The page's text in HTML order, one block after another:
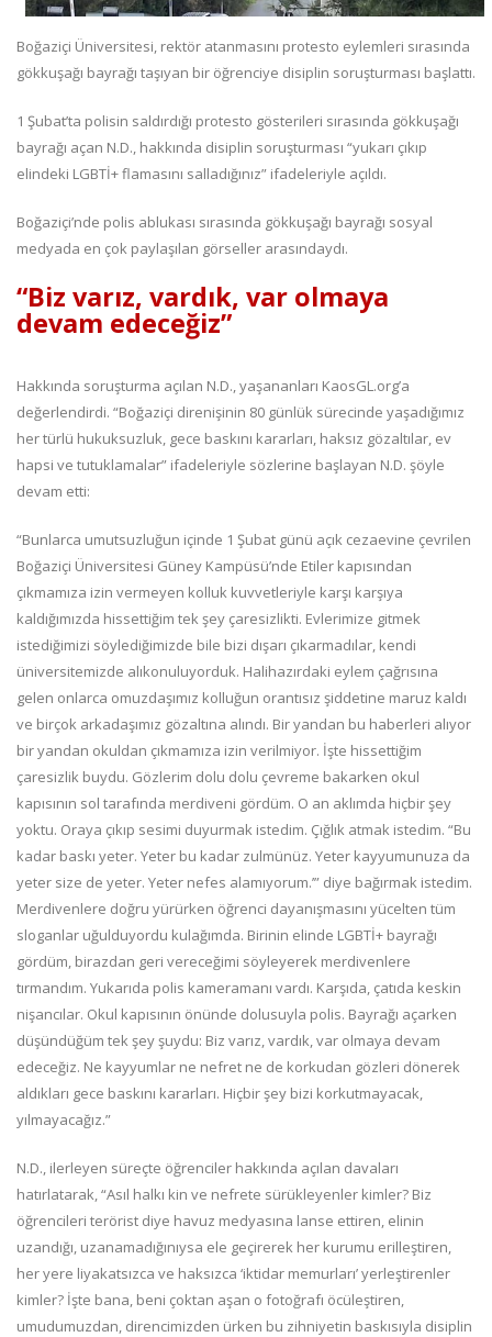
Boğaziçi Üniversitesi, rektör atanmasını protesto eylemleri sırasında
gökkuşağı bayrağı taşıyan bir öğrenciye disiplin soruşturması başlattı.
1 Şubat’ta polisin saldırdığı protesto gösterileri sırasında gökkuşağı
bayrağı açan N.D., hakkında disiplin soruşturması “yukarı çıkıp
elindeki LGBTİ+ flamasını salladığınız” ifadeleriyle açıldı.
Boğaziçi’nde polis ablukası sırasında gökkuşağı bayrağı sosyal
medyada en çok paylaşılan görseller arasındaydı.
“Biz varız, vardık, var olmaya
devam edeceğiz”
Hakkında soruşturma açılan N.D., yaşananları KaosGL.org’a
değerlendirdi. “Boğaziçi direnişinin 80 günlük sürecinde yaşadığımız
her türlü hukuksuzluk, gece baskını kararları, haksız gözaltılar, ev
hapsi ve tutuklamalar” ifadeleriyle sözlerine başlayan N.D. şöyle
devam etti:
“Bunlarca umutsuzluğun içinde 1 Şubat günü açık cezaevine çevrilen
Boğaziçi Üniversitesi Güney Kampüsü’nde Etiler kapısından
çıkmamıza izin vermeyen kolluk kuvvetleriyle karşı karşıya
kaldığımızda hissettiğim tek şey çaresizlikti. Evlerimize gitmek
istediğimizi söylediğimizde bile bizi dışarı çıkarmadılar, kendi
üniversitemizde alıkonuluyorduk. Halihazırdaki eylem çağrısına
gelen onlarca omuzdaşımız kolluğun orantısız şiddetine maruz kaldı
ve birçok arkadaşımız gözaltına alındı. Bir yandan bu haberleri alıyor
bir yandan okuldan çıkmamıza izin verilmiyor. İşte hissettiğim
çaresizlik buydu. Gözlerim dolu dolu çevreme bakarken okul
kapısının sol tarafında merdiveni gördüm. O an aklımda hiçbir şey
yoktu. Oraya çıkıp sesimi duyurmak istedim. Çığlık atmak istedim. “Bu
kadar baskı yeter. Yeter bu kadar zulmünüz. Yeter kayyumunuza da
yeter size de yeter. Yeter nefes alamıyorum.’” diye bağırmak istedim.
Merdivenlere doğru yürürken öğrenci dayanışmasını yücelten tüm
sloganlar uğulduyordu kulağımda. Birinin elinde LGBTİ+ bayrağı
gördüm, birazdan geri vereceğimi söyleyerek merdivenlere
tırmandım. Yukarıda polis kameramanı vardı. Karşıda, çatıda keskin
nişancılar. Okul kapısının önünde dolusuyla polis. Bayrağı açarken
düşündüğüm tek şey şuydu: Biz varız, vardık, var olmaya devam
edeceğiz. Ne kayyumlar ne nefret ne de korkudan gözleri dönerek
aldıkları gece baskını kararları. Hiçbir şey bizi korkutmayacak,
yılmayacağız.”
N.D., ilerleyen süreçte öğrenciler hakkında açılan davaları
hatırlatarak, “Asıl halkı kin ve nefrete sürükleyenler kimler? Biz
öğrencileri terörist diye havuz medyasına lanse ettiren, elinin
uzandığı, uzanamadığınıysa ele geçirerek her kurumu erilleştiren,
her yere liyakatsızca ve haksızca ‘iktidar memurları’ yerleştirenler
kimler? İşte bana, beni çoktan aşan o fotoğrafı öcüleştiren,
umudumuzdan, direncimizden ürken bu zihniyetin baskısıyla disiplin